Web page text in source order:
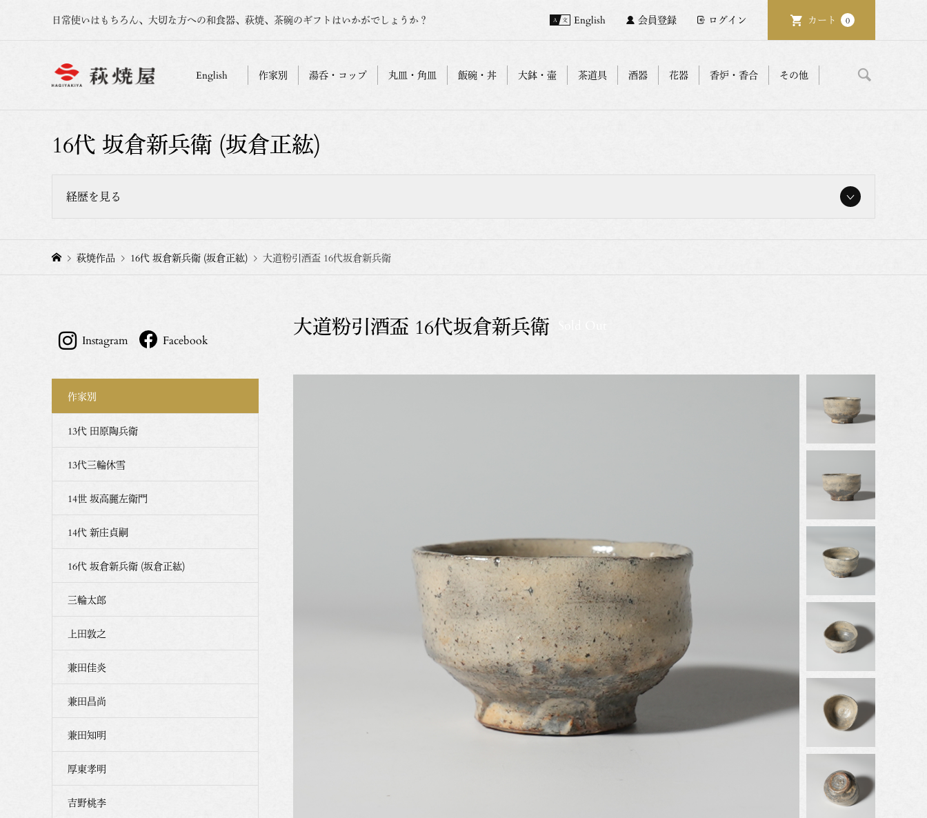
日常使いはもちろん、大切な方への和食器、萩焼、茶碗のギフトはいかがでしょうか？ English 会員登録 ログイン カート 0
English 作家別 湯呑・コップ 丸皿・角皿 飯碗・丼 大鉢・壷 茶道具 酒器 花器 香炉・香合 その他
16代 坂倉新兵衛 (坂倉正紘)
経歴を見る
坂倉新兵衛窯、坂倉正紘。
萩焼作品 16代 坂倉新兵衛 (坂倉正紘) 大道粉引酒盃 16代坂倉新兵衛
大道粉引酒盃 16代坂倉新兵衛
Instagram Facebook
作家別
13代 田原陶兵衛
13代三輪休雪
14世 坂高麗左衛門
14代 新庄貞嗣
16代 坂倉新兵衛 (坂倉正紘)
三輪太郎
上田敦之
兼田佳炎
兼田昌尚
兼田知明
厚東孝明
吉野桃李